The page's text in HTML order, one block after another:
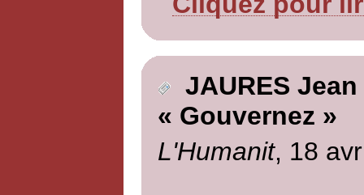
JAURES Jean
« Gouvernez »
L'Humanit, 18